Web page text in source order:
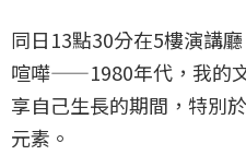
同日13點30分在5樓演講
喧嘩——1980年代，我的
享自己生長的期間，特別
元素。